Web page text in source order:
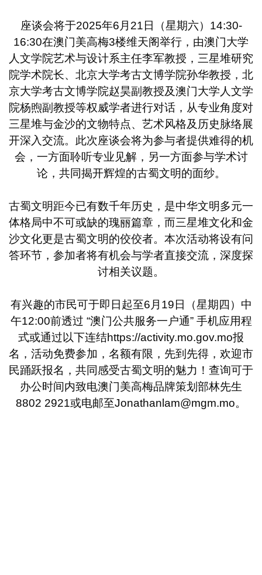
座谈会将于2025年6月21日（星期六）14:30-
16:30在澳门美高梅3楼维天阁举行，由澳门大学
人文学院艺术与设计系主任李军教授，三星堆研究
院学术院长、北京大学考古文博学院孙华教授，北
京大学考古文博学院赵昊副教授及澳门大学人文学
院杨煦副教授等权威学者进行对话，从专业角度对
三星堆与金沙的文物特点、艺术风格及历史脉络展
开深入交流。此次座谈会将为参与者提供难得的机
会，一方面聆听专业见解，另一方面参与学术讨
论，共同揭开辉煌的古蜀文明的面纱。
古蜀文明距今已有数千年历史，是中华文明多元一
体格局中不可或缺的瑰丽篇章，而三星堆文化和金
沙文化更是古蜀文明的佼佼者。本次活动将设有问
答环节，参加者将有机会与学者直接交流，深度探
讨相关议题。
有兴趣的市民可于即日起至6月19日（星期四）中
午12:00前透过 “澳门公共服务一户通” 手机应用程
式或通过以下连结https://activity.mo.gov.mo报
名，活动免费参加，名额有限，先到先得，欢迎市
民踊跃报名，共同感受古蜀文明的魅力！查询可于
办公时间内致电澳门美高梅品牌策划部林先生
8802 2921或电邮至Jonathanlam@mgm.mo。